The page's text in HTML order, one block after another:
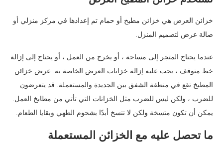
خزائن العرض هي خزائن مطبخ أو حمام تم إعدادها في مركز منزلي أو
صالة عرض لتصميم المنزل.
عندما يحتاج المتجر إلى مساحة ، أو يخرج من العمل ، أو يحتاج إلى إزالة
خط متوقف ، يجب عليه إزالة خزانات العرض الخاصة به. عرض خزائن
المطبخ تقع في منطقة الشفق بين الجديدة والمستعملة. قد يتعرضون
للضرب ، ولكن ليس للضرب مثل الخزانات التي تأتي من مطابخ العمل.
يمكن أن تكون متسخة ولكن لا تتسخ أبدًا بشحوم الطهي وبقايا الطعام.
ما تحصل عليه مع الخزائن المستعملة